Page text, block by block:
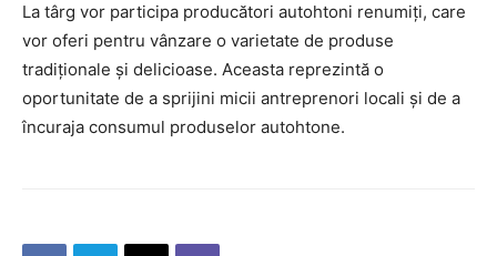
La târg vor participa producători autohtoni renumiți, care
vor oferi pentru vânzare o varietate de produse
tradiționale și delicioase. Aceasta reprezintă o
oportunitate de a sprijini micii antreprenori locali și de a
încuraja consumul produselor autohtone.